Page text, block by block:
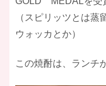
（スピリッツとは
ウォッカとか）
この焼酎は、ランチ